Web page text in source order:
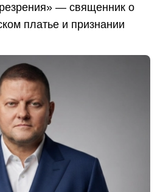
— священник о
платье и признании